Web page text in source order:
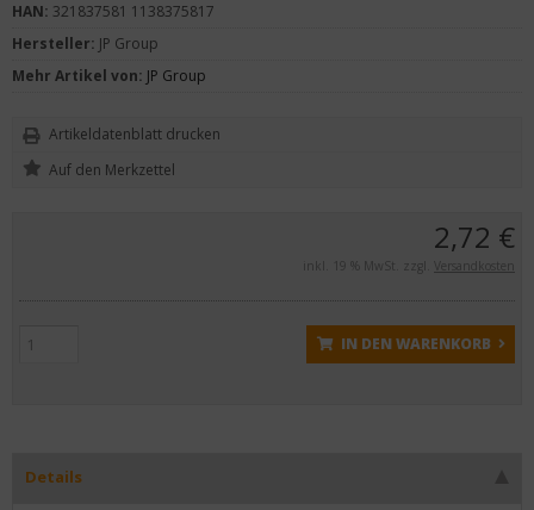
2,72 €
inkl. 19 % MwSt. zzgl. Versandkosten
IN DEN WARENKORB
HAN: 321837581 1138375817
Hersteller: JP Group
Mehr Artikel von: JP Group
Artikeldatenblatt drucken
Details